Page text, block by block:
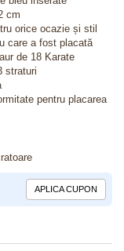
cm
orice ocazie și stil
care a fost placată
de 18 Karate
straturi
pentru placarea
APLICA CUPON